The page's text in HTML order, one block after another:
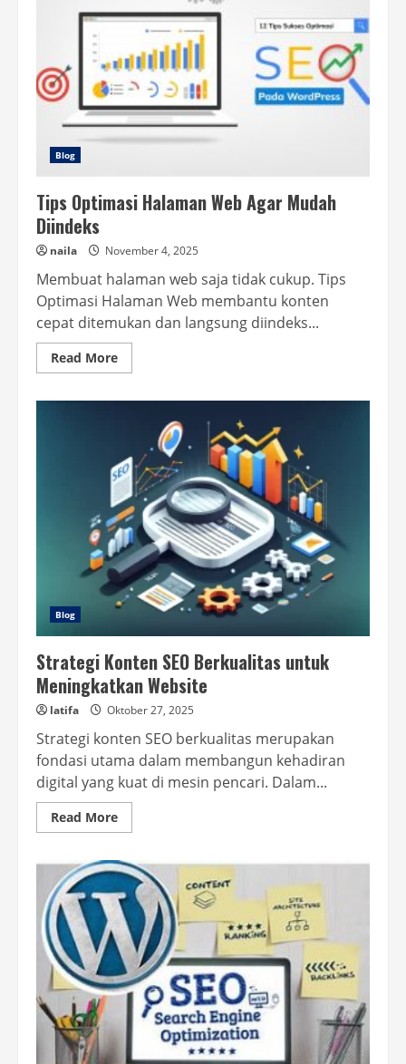
Blog
Tips Optimasi Halaman Web Agar Mudah
Diindeks
naila November 4, 2025
Membuat halaman web saja tidak cukup. Tips
Optimasi Halaman Web membantu konten
cepat ditemukan dan langsung diindeks...
Read MoreRead
more
Halaman
Mudah
Diindeks
Blog
Strategi Konten SEO Berkualitas untuk
Meningkatkan Website
latifa Oktober 27, 2025
Strategi konten SEO berkualitas merupakan
fondasi utama dalam membangun kehadiran
digital yang kuat di mesin pencari. Dalam...
Read MoreRead
more
Konten
SEO
Berkualitas
untuk
Meningkatkan
Website